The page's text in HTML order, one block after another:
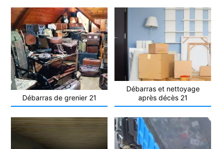
Débarras de grenier 21
Débarras et nettoyage
après décès 21